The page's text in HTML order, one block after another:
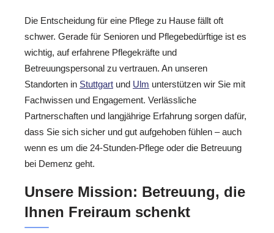
Die Entscheidung für eine Pflege zu Hause fällt oft
schwer. Gerade für Senioren und Pflegebedürftige ist es
wichtig, auf erfahrene Pflegekräfte und
Betreuungspersonal zu vertrauen. An unseren
Standorten in Stuttgart und Ulm unterstützen wir Sie mit
Fachwissen und Engagement. Verlässliche
Partnerschaften und langjährige Erfahrung sorgen dafür,
dass Sie sich sicher und gut aufgehoben fühlen – auch
wenn es um die 24-Stunden-Pflege oder die Betreuung
bei Demenz geht.
Unsere Mission: Betreuung, die
Ihnen Freiraum schenkt